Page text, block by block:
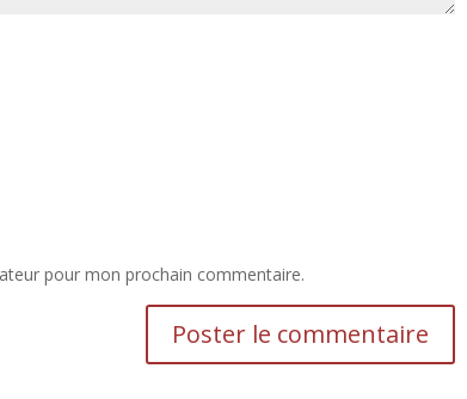
pour mon prochain commentaire.